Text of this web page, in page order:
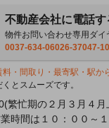
不動産会社に電話す
物件お問い合わせ専用ダイ
0037-634-06026-37047-
料・間取り・最寄駅・駅か
とスムーズです。
繁忙期の２月３月４
時間は１０：００～